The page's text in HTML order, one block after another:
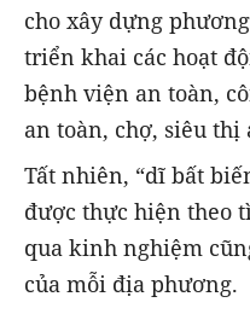
cho xây dựng
triển khai các hoạt
bệnh viện an toàn,
an toàn, chợ, siêu
Tất nhiên, “dĩ bất
được thực hiện theo
qua kinh nghiệm
của mỗi địa phương.